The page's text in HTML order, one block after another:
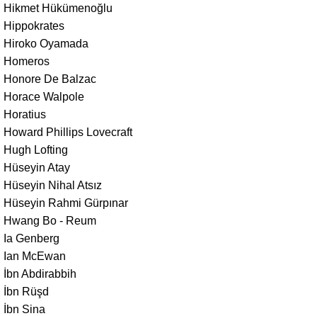
Hikmet Hükümenoğlu
Hippokrates
Hiroko Oyamada
Homeros
Honore De Balzac
Horace Walpole
Horatius
Howard Phillips Lovecraft
Hugh Lofting
Hüseyin Atay
Hüseyin Nihal Atsız
Hüseyin Rahmi Gürpınar
Hwang Bo - Reum
Ia Genberg
Ian McEwan
İbn Abdirabbih
İbn Rüşd
İbn Sina